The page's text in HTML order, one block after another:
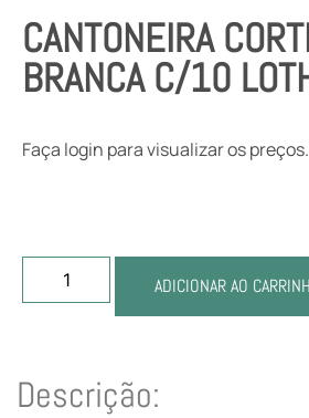
CANTONEIRA
BRANCA C/10
Faça login para visualizar os preços.
ADICIONAR AO
Descrição: